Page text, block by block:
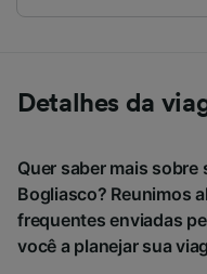
Detalhes da
Quer saber mais sobre
Bogliasco? Reunimos
frequentes enviadas
você a planejar sua